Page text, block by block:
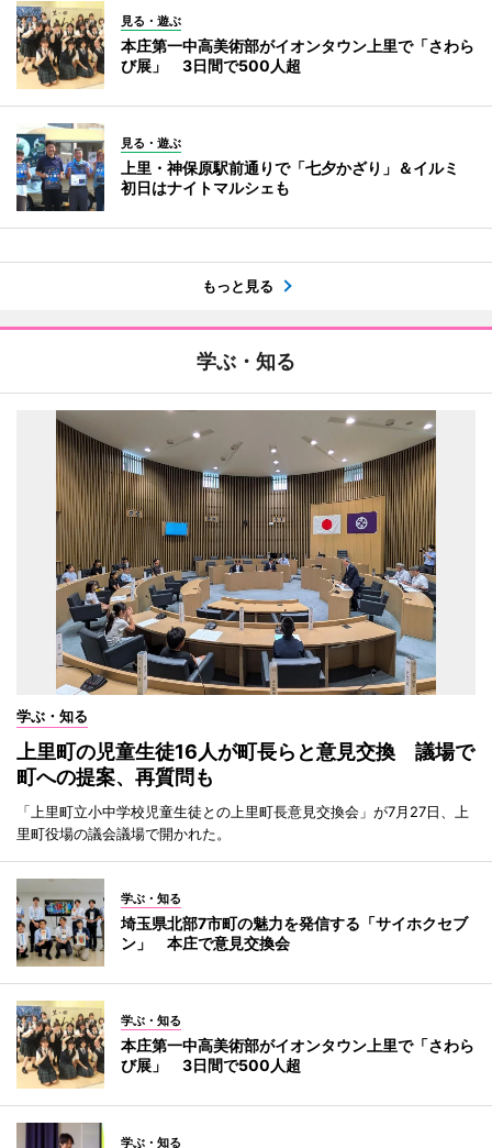
見る・遊ぶ
本庄第一中高美術部がイオンタウン上里で「さわら
び展」 3日間で500人超
見る・遊ぶ
上里・神保原駅前通りで「七夕かざり」＆イルミ
初日はナイトマルシェも
もっと見る
学ぶ・知る
学ぶ・知る
上里町の児童生徒16人が町長らと意見交換 議場で
町への提案、再質問も
「上里町立小中学校児童生徒との上里町長意見交換会」が7月27日、上
里町役場の議会議場で開かれた。
学ぶ・知る
埼玉県北部7市町の魅力を発信する「サイホクセブ
ン」 本庄で意見交換会
学ぶ・知る
本庄第一中高美術部がイオンタウン上里で「さわら
び展」 3日間で500人超
学ぶ・知る